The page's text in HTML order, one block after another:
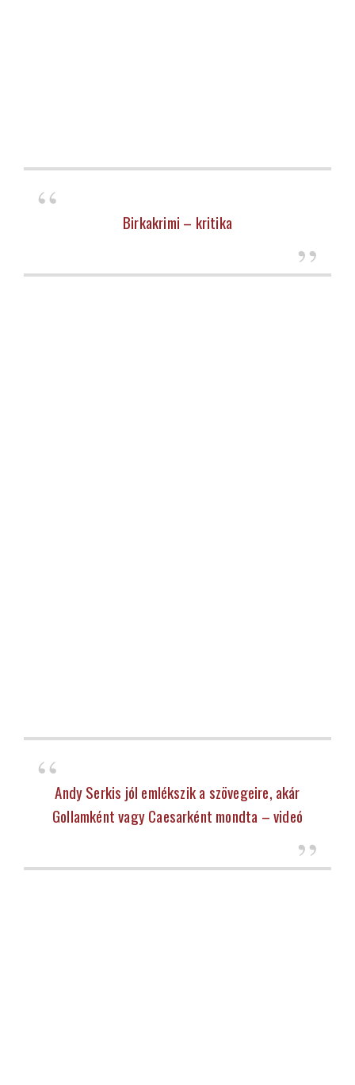
Birkakrimi – kritika
Andy Serkis jól emlékszik a szövegeire, akár
Gollamként vagy Caesarként mondta – videó